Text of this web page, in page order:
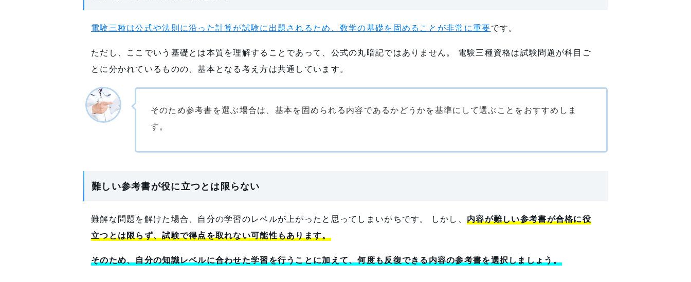
電験三種は公式や法則に沿った計算が試験に出題されるため、数学の基礎を固めることが非常に重要です。
ただし、ここでいう基礎とは本質を理解することであって、公式の丸暗記ではありません。 電験三種資格は試験問題が科目ご
とに分かれているものの、基本となる考え方は共通しています。
そのため参考書を選ぶ場合は、基本を固められる内容であるかどうかを基準にして選ぶことをおすすめしま
す。
難しい参考書が役に立つとは限らない
難解な問題を解けた場合、自分の学習のレベルが上がったと思ってしまいがちです。 しかし、内容が難しい参考書が合格に役
立つとは限らず、試験で得点を取れない可能性もあります。
そのため、自分の知識レベルに合わせた学習を行うことに加えて、何度も反復できる内容の参考書を選択しましょう。